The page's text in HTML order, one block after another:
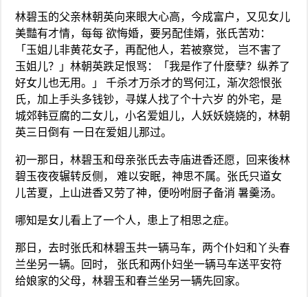
林碧玉的父亲林朝英向来眼大心高，今成富户，又见女儿
美豔有才情，每每 欲悔婚，要另配佳婿，张氏苦劝：
「玉姐儿非黄花女子，再配他人，若被察觉， 岂不害了
玉姐儿？」林朝英跌足恨骂：「我是作了什麽孽？纵养了
好女儿也无用。」 千杀才万杀才的骂何江，渐次怨恨张
氏，加上手头多钱钞，寻媒人找了个十六岁 的外宅，是
城郊韩豆腐的二女儿，小名爱姐儿，人妖妖娆娆的，林朝
英三日倒有 一日在爱姐儿那过。
初一那日，林碧玉和母亲张氏去寺庙进香还愿，回来後林
碧玉夜夜辗转反侧， 难以安眠，神思不属。张氏只道女
儿苦夏，上山进香又劳了神，便吩咐厨子备消 暑羹汤。
哪知是女儿看上了一个人，患上了相思之症。
那日，去时张氏和林碧玉共一辆马车，两个仆妇和丫头春
兰坐另一辆。回时， 张氏和两仆妇坐一辆马车送平安符
给娘家的父母，林碧玉和春兰坐另一辆先回家。